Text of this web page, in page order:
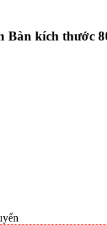
Bàn kích thước